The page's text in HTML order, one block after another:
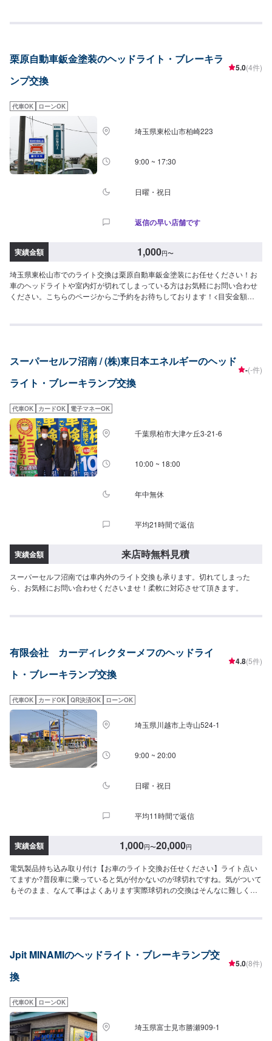
種承ります。※料金など詳しくはお問合せください。【45年の実績】●1969年
無料！●修理内容とお見積りの確認後、ご依頼を受けてから作業開始●無料代
車（無保険時）を24台ご用意●ご納車前にしっかりと洗車・あんしん点検を
行います【パーツ持ち込み可能】持ち込みパーツの対応もいたします。※パー
生した工賃をご請求させていただきますので、あらかじめご了承ください。
【代車について】無料代車（無保険時）を24台ご用意しております。燃料代
はお客さま負担となりますので、ご了承ください。【営業時間・定休日】営
業時間：8:30〜17:30定休日：日・祝・第一、第三月曜日
栗原自動車鈑金塗装のヘッドライト・ブレーキラ
ンプ交換
5.0(4件)
代車OK ローンOK
埼玉県東松山市柏崎223
9:00 ~ 17:30
日曜・祝日
返信の早い店舗です
実績金額 1,000円〜
埼玉県東松山市でのライト交換は栗原自動車鈑金塗装にお任せください！お
車のヘッドライトや室内灯が切れてしまっている方はお気軽にお問い合わせ
ください。こちらのページからご予約をお待ちしております！<目安金額
ます。専門の鈑金・塗装では、高い技術で満足な仕上がりを常にご提供でき
にも力を入れ、お客様のカーライフを幅広く支えてまいります。オイル交換
や車検、タイヤ交換などの基本的な車のメンテナンスも承っておりますので
お困りの際はお気軽にご相談ください！
スーパーセルフ沼南 / (株)東日本エネルギーのヘッド
ライト・ブレーキランプ交換
-(-件)
代車OK カードOK 電子マネーOK
千葉県柏市大津ケ丘3-21-6
10:00 ~ 18:00
年中無休
平均21時間で返信
実績金額 来店時無料見積
スーパーセルフ沼南では車内外のライト交換も承ります。切れてしまった
ら、お気軽にお問い合わせくださいませ！柔軟に対応させて頂きます。
有限会社 カーディレクターメフのヘッドライ
ト・ブレーキランプ交換
4.8(5件)
代車OK カードOK QR決済OK ローンOK
埼玉県川越市上寺山524-1
9:00 ~ 20:00
日曜・祝日
平均11時間で返信
実績金額 1,000円〜20,000円
電気製品持ち込み取り付け【お車のライト交換お任せください】ライト点い
てますか?普段車に乗っていると気が付かないのが球切れですね。気がついて
もそのまま、なんて事はよくあります実際球切れの交換はそんなに難しくあ
お客様は車種情報と、持ち込み・ご購入希望の旨をオファー備考欄にご記載
Jpit MINAMIのヘッドライト・ブレーキランプ交
換
5.0(8件)
代車OK ローンOK
埼玉県富士見市勝瀬909‐1